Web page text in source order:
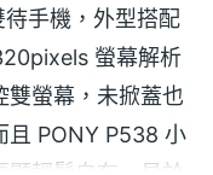
手機，外型搭配
螢幕解析
雙螢幕，未掀蓋也
且 PONY P538 小